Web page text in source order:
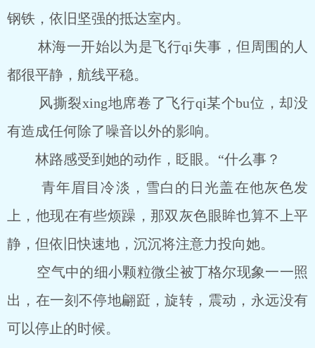
钢铁，依旧坚强的抵达室内。
林海一开始以为是飞行qi失事，但周围的人
都很平静，航线平稳。
风撕裂xing地席卷了飞行qi某个bu位，却没
有造成任何除了噪音以外的影响。
林路感受到她的动作，眨眼。“什么事？
青年眉目冷淡，雪白的日光盖在他灰色发
上，他现在有些烦躁，那双灰色眼眸也算不上平
静，但依旧快速地，沉沉将注意力投向她。
空气中的细小颗粒微尘被丁格尔现象一一照
出，在一刻不停地翩跹，旋转，震动，永远没有
可以停止的时候。